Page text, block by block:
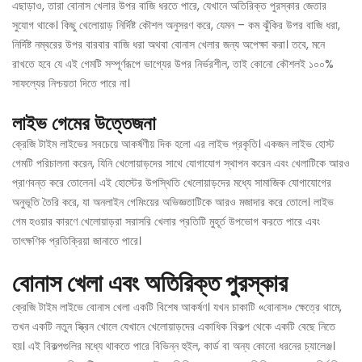
এছাড়াও, তারা বোনাস খেলার উপর বাজি ধরতে পারে, যেখানে অতিরিক্ত পুরস্কার জেতার
সুযোগ থাকে। কিছু খেলোয়াড় নির্দিষ্ট কৌশল অনুসরণ করে, যেমন – কম ঝুঁকির উপর বাজি ধরা,
নির্দিষ্ট নম্বরের উপর বারবার বাজি ধরা অথবা বোনাস খেলার জন্য অপেক্ষা করা। তবে, মনে
রাখতে হবে যে এই গেমটি সম্পূর্ণরূপে ভাগ্যের উপর নির্ভরশীল, তাই কোনো কৌশলই ১০০%
সাফল্যের নিশ্চয়তা দিতে পারে না।
লাইভ গেমের উত্তেজনা
ক্রেজি টাইম লাইভের সবচেয়ে আকর্ষণীয় দিক হলো এর লাইভ প্রকৃতি। একজন লাইভ হোস্ট
গেমটি পরিচালনা করেন, যিনি খেলোয়াড়দের সাথে যোগাযোগ স্থাপন করেন এবং খেলাটিকে আরও
প্রাণবন্ত করে তোলেন। এই হোস্টের উপস্থিতি খেলোয়াড়দের মধ্যে সামাজিক যোগাযোগের
অনুভূতি তৈরি করে, যা অনলাইন গেমিংয়ের অভিজ্ঞতাটিকে আরও মজাদার করে তোলে। লাইভ
গেম হওয়ার কারণে খেলোয়াড়রা সরাসরি খেলার প্রতিটি মুহূর্ত উপভোগ করতে পারে এবং
তাৎক্ষণিক প্রতিক্রিয়া জানাতে পারে।
বোনাস খেলা এবং অতিরিক্ত পুরস্কার
ক্রেজি টাইম লাইভে বোনাস খেলা একটি বিশেষ আকর্ষণ। যখন চাকাটি «বোনাস» ক্ষেত্রে থামে,
তখন একটি নতুন স্ক্রিন খোলে যেখানে খেলোয়াড়দের একাধিক বিকল্প থেকে একটি বেছে নিতে
হয়। এই বিকল্পগুলির মধ্যে থাকতে পারে বিভিন্ন হুইল, কার্ড বা অন্য কোনো ধরনের চ্যালেঞ্জ।